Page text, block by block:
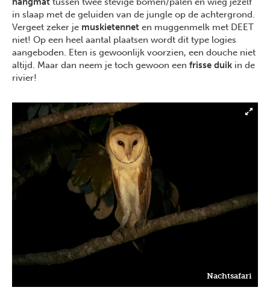
in slaap met de geluiden van de jungle op de achtergrond.
Vergeet zeker je muskietennet en muggenmelk met DEET
niet! Op een heel aantal plaatsen wordt dit type logies
aangeboden. Eten is gewoonlijk voorzien, een douche niet
altijd. Maar dan neem je toch gewoon een frisse duik in de
rivier!
Nachtsafari